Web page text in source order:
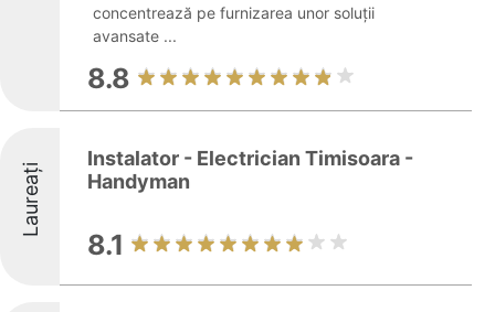
concentrează pe furnizarea unor soluţii
avansate ...
8.8
Laureați
Instalator - Electrician Timisoara -
Handyman
8.1